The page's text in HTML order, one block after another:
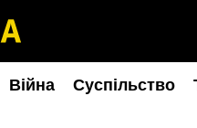
Війна Суспільство